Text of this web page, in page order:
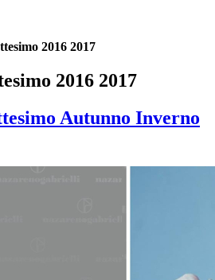
2016 2017
2016 2017
Autunno Inverno